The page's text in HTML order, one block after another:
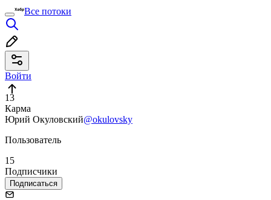
Все потоки
Войти
13
Карма
Юрий Окуловский@okulovsky
Пользователь
15
Подписчики
Подписаться